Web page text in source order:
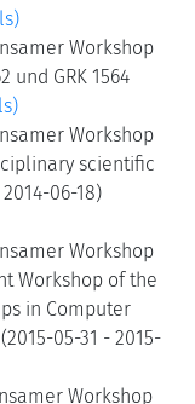
Workshop
und GRK 1564
Workshop
scientific
06-18)
Workshop
Workshop of the
in Computer
05-31 - 2015-
Workshop